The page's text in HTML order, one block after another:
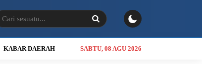
KABAR DAERAH SABTU, 08 AGU 2026